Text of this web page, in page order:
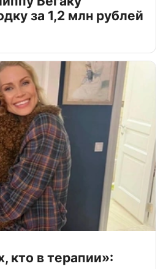
за 1,2 млн рублей
кто в терапии»: